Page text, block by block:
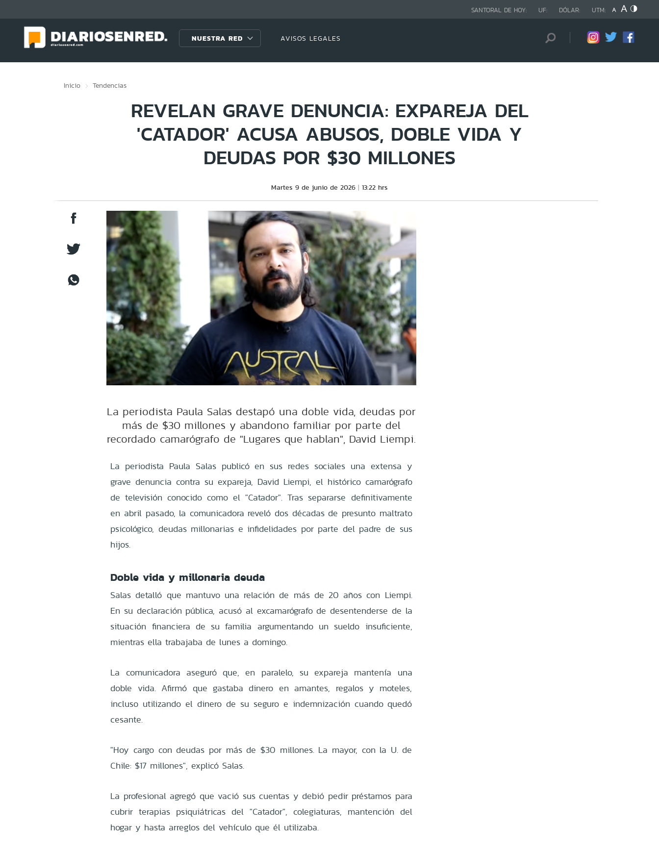
SANTORAL DE HOY: UF: DÓLAR: UTM:
NUESTRA RED AVISOS LEGALES
Inicio Tendencias
REVELAN GRAVE DENUNCIA: EXPAREJA DEL
'CATADOR' ACUSA ABUSOS, DOBLE VIDA Y
DEUDAS POR $30 MILLONES
Martes 9 de junio de 2026 13:22 hrs
La periodista Paula Salas destapó una doble vida, deudas por
más de $30 millones y abandono familiar por parte del
recordado camarógrafo de "Lugares que hablan", David Liempi.
La periodista Paula Salas publicó en sus redes sociales una extensa y
grave denuncia contra su expareja, David Liempi, el histórico camarógrafo
de televisión conocido como el "Catador". Tras separarse definitivamente
en abril pasado, la comunicadora reveló dos décadas de presunto maltrato
psicológico, deudas millonarias e infidelidades por parte del padre de sus
hijos.
Doble vida y millonaria deuda
Salas detalló que mantuvo una relación de más de 20 años con Liempi.
En su declaración pública, acusó al excamarógrafo de desentenderse de la
situación financiera de su familia argumentando un sueldo insuficiente,
mientras ella trabajaba de lunes a domingo.
La comunicadora aseguró que, en paralelo, su expareja mantenía una
doble vida. Afirmó que gastaba dinero en amantes, regalos y moteles,
incluso utilizando el dinero de su seguro e indemnización cuando quedó
cesante.
"Hoy cargo con deudas por más de $30 millones. La mayor, con la U. de
Chile: $17 millones", explicó Salas.
La profesional agregó que vació sus cuentas y debió pedir préstamos para
cubrir terapias psiquiátricas del "Catador", colegiaturas, mantención del
hogar y hasta arreglos del vehículo que él utilizaba.